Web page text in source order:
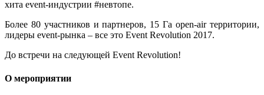
хита event-индустрии #невтопе.
Более 80 участников и партнеров, 15 Га open-air территории,
лидеры event-рынка – все это Event Revolution 2017.
До встречи на следующей Event Revolution!
О мероприятии